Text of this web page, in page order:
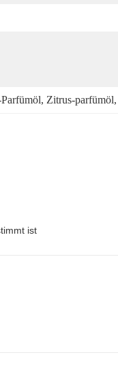
, Zitrus-parfümöl,
ist